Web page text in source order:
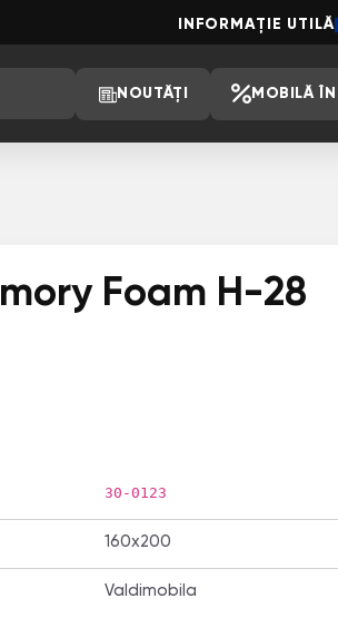
INFORMAȚIE UTILĂ
NOUTĂȚI MOBILĂ
Foam H-28
30-0123
160x200
Valdimobila